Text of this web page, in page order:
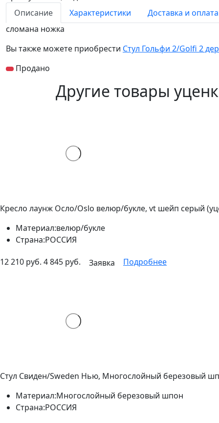
Описание
Характеристики
Доставка и оплата
сломана ножка
Вы также можете приобрести Стул Гольфи 2/Golfi 2
Продано
Другие товары
Кресло лаунж Осло/Oslo велюр/букле, vt шейп серый
Материал:велюр/букле
Страна:РОССИЯ
12 210 руб. 4 845 руб. Заявка Подробнее
Стул Свиден/Sweden Нью, Многослойный березовый
Материал:Многослойный березовый шпон
Страна:РОССИЯ